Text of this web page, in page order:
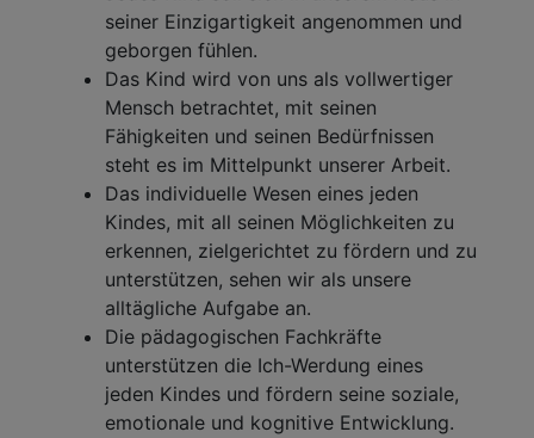
seiner Einzigartigkeit angenommen und
geborgen fühlen.
Das Kind wird von uns als vollwertiger
Mensch betrachtet, mit seinen
Fähigkeiten und seinen Bedürfnissen
steht es im Mittelpunkt unserer Arbeit.
Das individuelle Wesen eines jeden
Kindes, mit all seinen Möglichkeiten zu
erkennen, zielgerichtet zu fördern und zu
unterstützen, sehen wir als unsere
alltägliche Aufgabe an.
Die pädagogischen Fachkräfte
unterstützen die Ich-Werdung eines
jeden Kindes und fördern seine soziale,
emotionale und kognitive Entwicklung.